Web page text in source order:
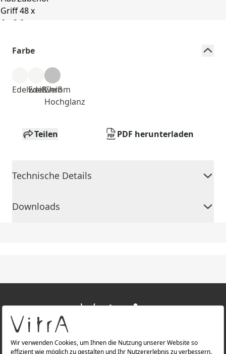
Farbe
Edelweiß
Edelweiß
Chrom
Hochglanz
Teilen PDF herunterladen
Technische Details
Downloads